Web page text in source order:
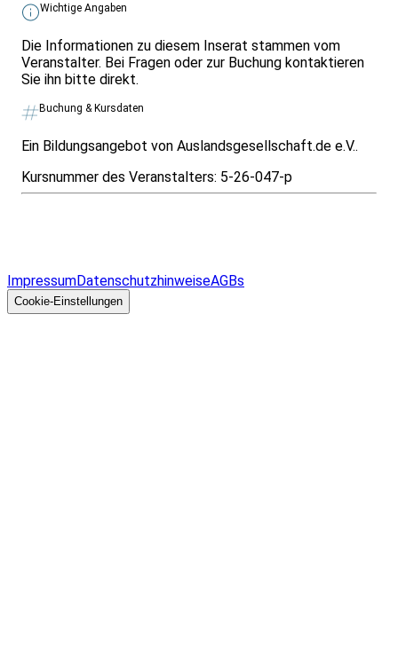
Wichtige Angaben
Die Informationen zu diesem Inserat stammen vom
Veranstalter. Bei Fragen oder zur Buchung kontaktieren
Sie ihn bitte direkt.
Buchung & Kursdaten
Ein Bildungsangebot von Auslandsgesellschaft.de e.V..
Kursnummer des Veranstalters: 5-26-047-p
ImpressumDatenschutzhinweiseAGBs
Cookie-Einstellungen